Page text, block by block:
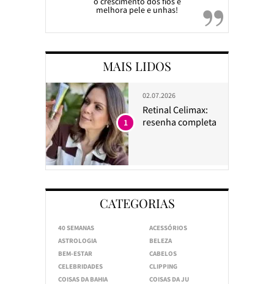
melhora pele e unhas!
MAIS LIDOS
02.07.2026
Retinal Celimax:
resenha completa
1
CATEGORIAS
40 SEMANAS
ACESSÓRIOS
ASTROLOGIA
BELEZA
BEM-ESTAR
CABELOS
CELEBRIDADES
CLIPPING
COISAS DA BAHIA
COISAS DA JU